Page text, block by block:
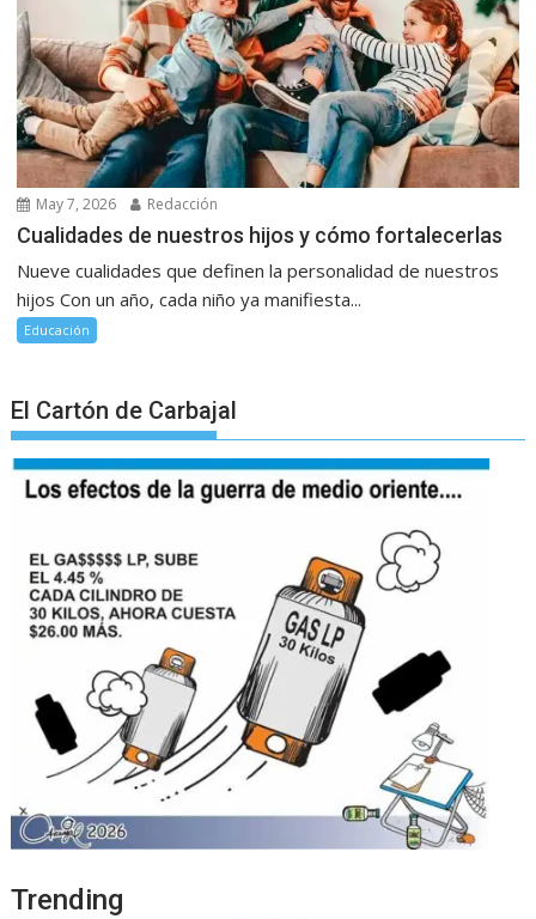
May 7, 2026 Redacción
Cualidades de nuestros hijos y cómo fortalecerlas
Nueve cualidades que definen la personalidad de nuestros
hijos Con un año, cada niño ya manifiesta...
Educación
El Cartón de Carbajal
Trending